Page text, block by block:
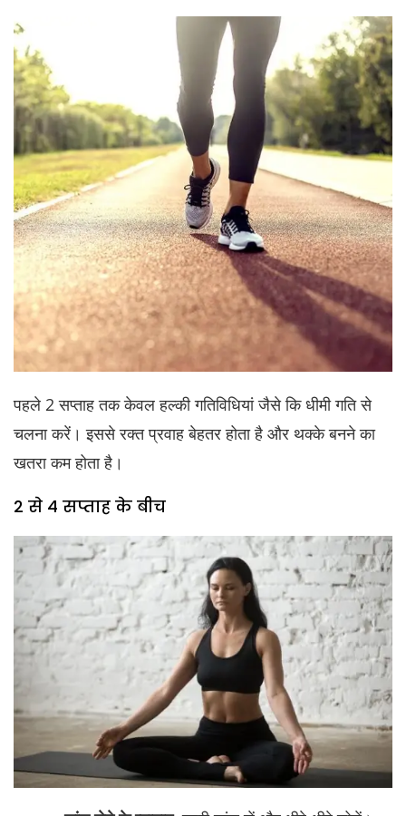
पहले 2 सप्ताह तक केवल हल्की गतिविधियां जैसे कि धीमी गति से
चलना करें। इससे रक्त प्रवाह बेहतर होता है और थक्के बनने का
खतरा कम होता है।
2 से 4 सप्ताह के बीच